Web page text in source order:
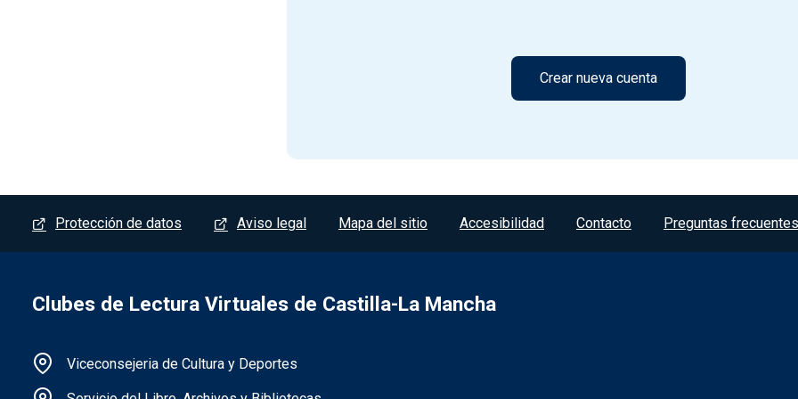
Menú del pie
Protección de datos Aviso legal Mapa del sitio Accesibilidad Contacto Preguntas frecuentes
Clubes de Lectura Virtuales de Castilla-La Mancha
Información de la institución
Viceconsejeria de Cultura y Deportes